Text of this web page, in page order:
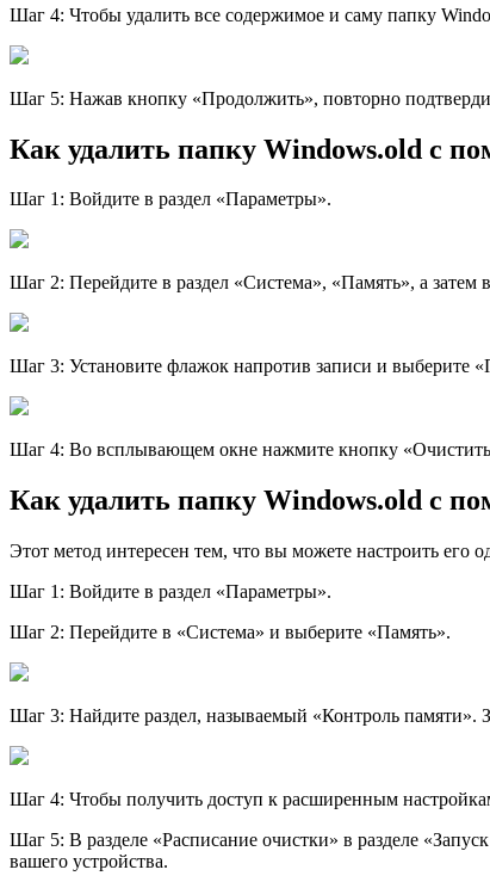
Шаг 4: Чтобы удалить все содержимое и саму папку
Шаг 5: Нажав кнопку «Продолжить», повторно
Как удалить папку Windows.old с
Шаг 1: Войдите в раздел «Параметры».
Шаг 2: Перейдите в раздел «Система», «Память», а затем
Шаг 3: Установите флажок напротив записи и выберите
Шаг 4: Во всплывающем окне нажмите кнопку
Как удалить папку Windows.old с
Этот метод интересен тем, что вы можете настроить
Шаг 1: Войдите в раздел «Параметры».
Шаг 2: Перейдите в «Система» и выберите «Память».
Шаг 3: Найдите раздел, называемый «Контроль памяти».
Шаг 4: Чтобы получить доступ к расширенным
Шаг 5: В разделе «Расписание очистки» в разделе
вашего устройства.